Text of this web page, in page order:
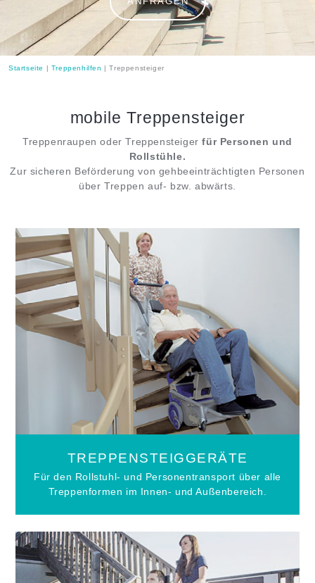
Startseite | Treppenhilfen |Treppensteiger
mobile Treppensteiger
Treppenraupen oder Treppensteigerfür Personen und
Rollstühle.
Zur sicheren Beförderung von gehbeeinträchtigten Personen
über Treppen auf- bzw. abwärts.
TREPPENSTEIGGERÄTE
Für den Rollstuhl- und Personentransport über alle
Treppenformen im Innen- und Außenbereich.